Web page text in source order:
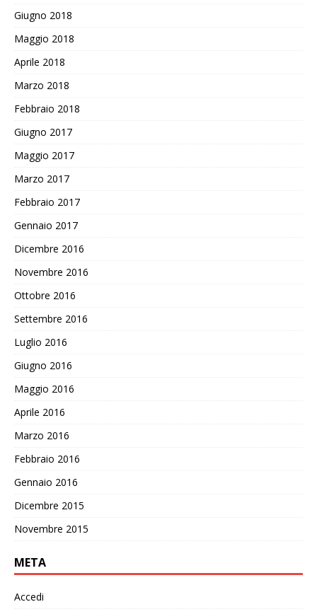
Giugno 2018
Maggio 2018
Aprile 2018
Marzo 2018
Febbraio 2018
Giugno 2017
Maggio 2017
Marzo 2017
Febbraio 2017
Gennaio 2017
Dicembre 2016
Novembre 2016
Ottobre 2016
Settembre 2016
Luglio 2016
Giugno 2016
Maggio 2016
Aprile 2016
Marzo 2016
Febbraio 2016
Gennaio 2016
Dicembre 2015
Novembre 2015
META
Accedi